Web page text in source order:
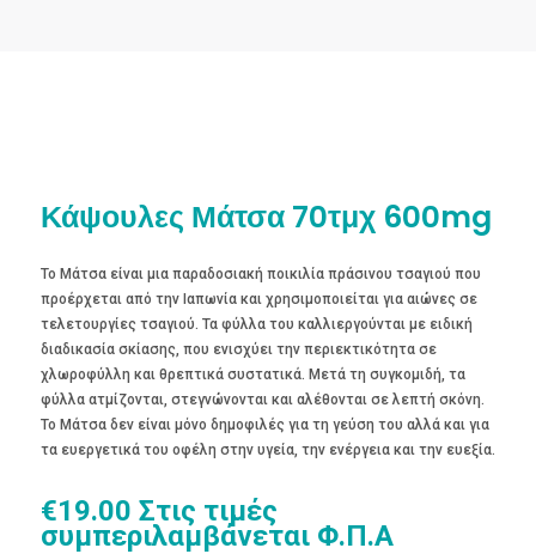
Κάψουλες Μάτσα 70τμχ 600mg
Το Μάτσα είναι μια παραδοσιακή ποικιλία πράσινου τσαγιού που
προέρχεται από την Ιαπωνία και χρησιμοποιείται για αιώνες σε
τελετουργίες τσαγιού. Τα φύλλα του καλλιεργούνται με ειδική
διαδικασία σκίασης, που ενισχύει την περιεκτικότητα σε
χλωροφύλλη και θρεπτικά συστατικά. Μετά τη συγκομιδή, τα
φύλλα ατμίζονται, στεγνώνονται και αλέθονται σε λεπτή σκόνη.
Το Μάτσα δεν είναι μόνο δημοφιλές για τη γεύση του αλλά και για
τα ευεργετικά του οφέλη στην υγεία, την ενέργεια και την ευεξία.
€19.00 Στις τιμές
συμπεριλαμβάνεται Φ.Π.Α